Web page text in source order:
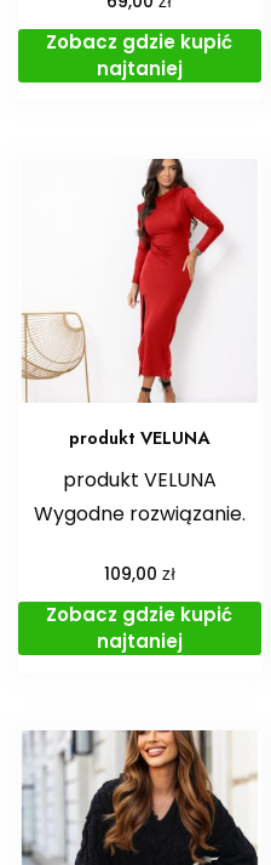
Zobacz gdzie kupić
najtaniej
produkt VELUNA
produkt VELUNA
Wygodne rozwiązanie.
109,00 zł
Zobacz gdzie kupić
najtaniej